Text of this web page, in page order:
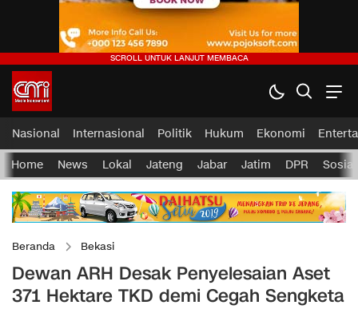
Nasional Internasional Politik Hukum Ekonomi
Home News Lokal Jateng Jabar Jatim DPR Sosial
Beranda Bekasi
Dewan ARH Desak Penyelesaian Aset
371 Hektare TKD demi Cegah Sengketa